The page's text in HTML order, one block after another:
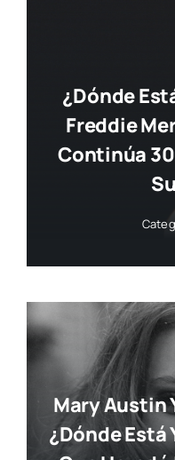
¿Dónde
Freddie
Continúa
Mary Austin
¿dónde Está